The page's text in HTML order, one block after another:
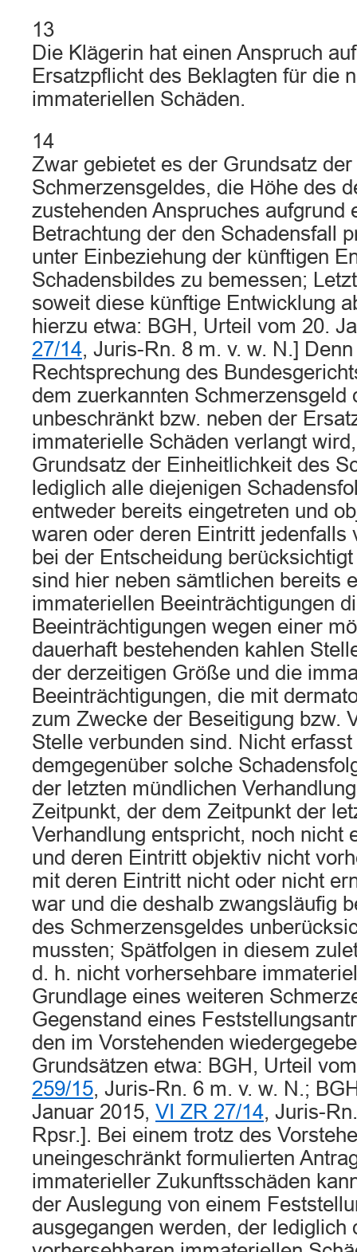
13
Die Klägerin hat einen Anspruch
Ersatzpflicht des Beklagten für die
immateriellen Schäden.
14
Zwar gebietet es der Grundsatz
Schmerzensgeldes, die Höhe des
zustehenden Anspruches aufgrund
Betrachtung der den Schadensfall
unter Einbeziehung der künftigen
Schadensbildes zu bemessen;
soweit diese künftige Entwicklung
hierzu etwa: BGH, Urteil vom 20.
27/14, Juris-Rn. 8 m. v. w. N.]
Rechtsprechung des
dem zuerkannten Schmerzensgeld
unbeschränkt bzw. neben der
immaterielle Schäden verlangt
Grundsatz der Einheitlichkeit des
lediglich alle diejenigen
entweder bereits eingetreten und
waren oder deren Eintritt jedenfalls
bei der Entscheidung
sind hier neben sämtlichen bereits
immateriellen Beeinträchtigungen
Beeinträchtigungen wegen einer
dauerhaft bestehenden kahlen
der derzeitigen Größe und die
Beeinträchtigungen, die mit
zum Zwecke der Beseitigung bzw.
Stelle verbunden sind. Nicht
demgegenüber solche
der letzten mündlichen
Zeitpunkt, der dem Zeitpunkt der
Verhandlung entspricht, noch nicht
und deren Eintritt objektiv nicht
mit deren Eintritt nicht oder nicht
war und die deshalb zwangsläufig
des Schmerzensgeldes
mussten; Spätfolgen in diesem
d. h. nicht vorhersehbare
Grundlage eines weiteren
Gegenstand eines
den im Vorstehenden
Grundsätzen etwa: BGH, Urteil
259/15, Juris-Rn. 6 m. v. w. N.;
Januar 2015, VI ZR 27/14, Juris-
Rpsr.]. Bei einem trotz des
uneingeschränkt formulierten
immaterieller Zukunftsschäden
der Auslegung von einem
ausgegangen werden, der lediglich